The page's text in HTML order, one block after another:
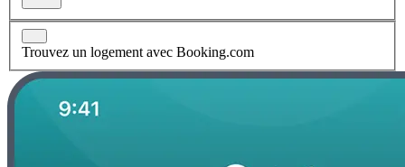
Trouvez un logement avec Booking.com